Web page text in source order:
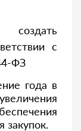
создать
с
ФЗ
года в
закупок.